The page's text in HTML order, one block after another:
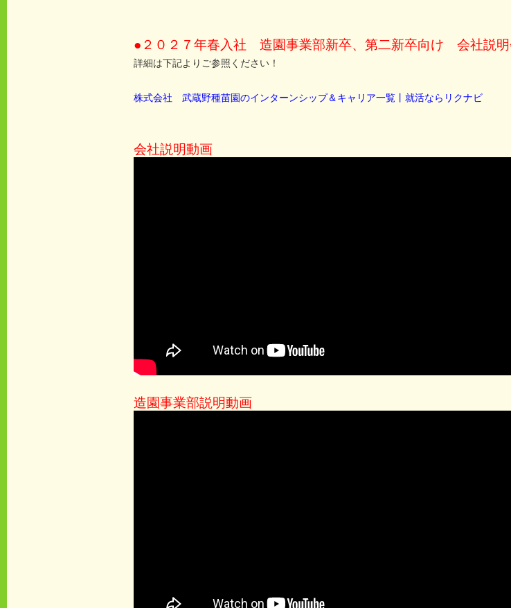
●２０２７年春入社 造園事業部新卒、第二新卒向け 会社説明
詳細は下記よりご参照ください！
株式会社 武蔵野種苗園のインターンシップ＆キャリア一覧丨就活ならリクナビ
会社説明動画
造園事業部説明動画